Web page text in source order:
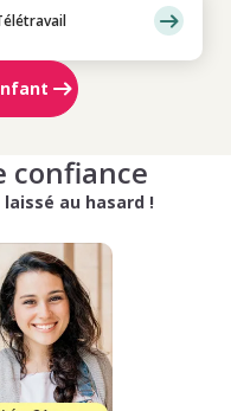
confiance
au hasard !